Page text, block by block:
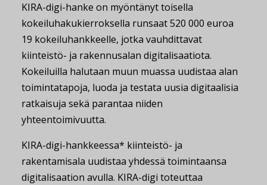
KIRA-digi-hanke on myöntänyt toisella
kokeiluhakukierroksella runsaat 520 000 euroa
19 kokeiluhankkeelle, jotka vauhdittavat
kiinteistö- ja rakennusalan digitalisaatiota.
Kokeiluilla halutaan muun muassa uudistaa alan
toimintatapoja, luoda ja testata uusia digitaalisia
ratkaisuja sekä parantaa niiden
yhteentoimivuutta.
KIRA-digi-hankkeessa* kiinteistö- ja
rakentamisala uudistaa yhdessä toimintaansa
digitalisaation avulla. KIRA-digi toteuttaa